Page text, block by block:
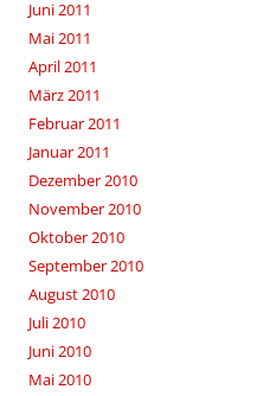
Juni 2011
Mai 2011
April 2011
März 2011
Februar 2011
Januar 2011
Dezember 2010
November 2010
Oktober 2010
September 2010
August 2010
Juli 2010
Juni 2010
Mai 2010